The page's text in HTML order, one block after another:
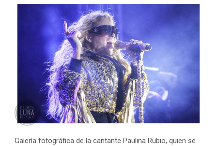
Galería fotográfica de la cantante Paulina Rubio, quien se